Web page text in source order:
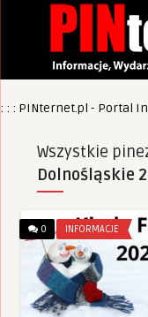
: : : PINternet.pl - Portal
Wszystkie
Dolnośląskie
0 INFORMACJE